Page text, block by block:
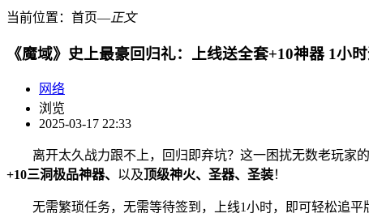
当前位置： 首页―正文
《魔域》史上最豪回归礼：上线送全套+10神器 1小
网络
浏览
2025-03-17 22:33
离开太久战力跟不上，回归即弃坑？这一困扰无数老玩家
+10三洞极品神器、 以及顶级神火、圣器、圣装！
无需繁琐任务，无需等待签到，上线1小时，即可轻松追平